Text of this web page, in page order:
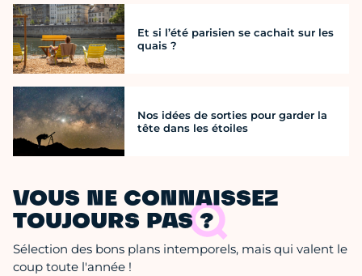
Et si l’été parisien se cachait sur les
quais ?
Nos idées de sorties pour garder la
tête dans les étoiles
VOUS NE CONNAISSEZ
TOUJOURS PAS ?
Sélection des bons plans intemporels, mais qui valent le
coup toute l'année !